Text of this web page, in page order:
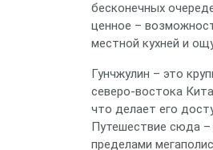
бесконечных
ценное –
местной кухней и
Гунчжулин – это
северо-востока
что делает его
Путешествие сюда –
пределами